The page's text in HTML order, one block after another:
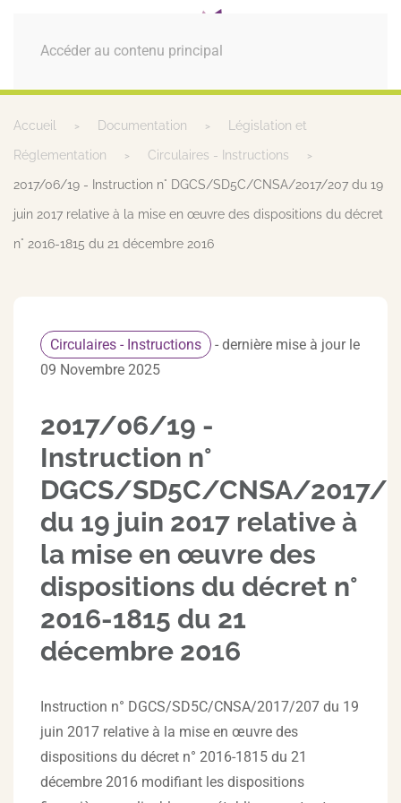
Accéder au contenu principal
MENU
Accueil Documentation Législation et
Réglementation Circulaires - Instructions
2017/06/19 - Instruction n° DGCS/SD5C/CNSA/2017/207 du 19
juin 2017 relative à la mise en œuvre des dispositions du décret
n° 2016-1815 du 21 décembre 2016
Circulaires - Instructions
- dernière mise à jour le
09 Novembre 2025
2017/06/19 -
Instruction n°
DGCS/SD5C/CNSA/2017/
du 19 juin 2017 relative à
la mise en œuvre des
dispositions du décret n°
2016-1815 du 21
décembre 2016
Instruction n° DGCS/SD5C/CNSA/2017/207 du 19
juin 2017 relative à la mise en œuvre des
dispositions du décret n° 2016-1815 du 21
décembre 2016 modifiant les dispositions